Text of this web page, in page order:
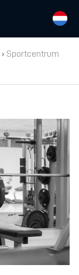
› Sportcentrum